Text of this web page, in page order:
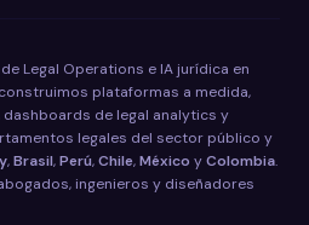
Legal Operations e IA jurídica en
plataformas a medida,
dashboards de legal analytics y
legales del sector público y
,Brasil,Perú,Chile,México yColombia.
ingenieros y diseñadores